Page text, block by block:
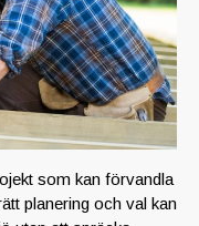
som kan förvandla
planering och val kan